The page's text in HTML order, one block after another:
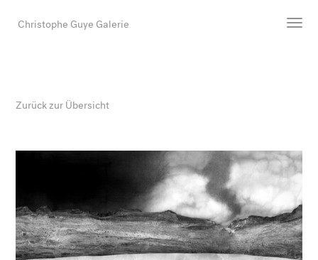
Christophe Guye Galerie
Shop
Galerie
Suche
E-Mail
Zurück zur Übersicht